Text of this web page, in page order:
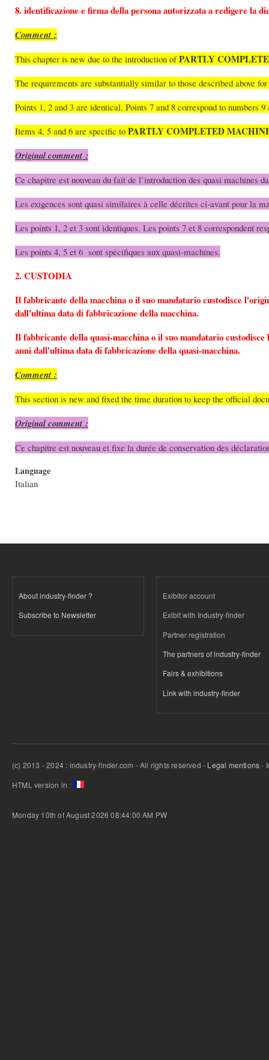
8. identificazione e firma della persona autorizzata a redigere la
Comment :
This chapter is new due to the introduction ofPARTLY
The requirements are substantially similar to those described above
Points 1, 2 and 3 are identical. Points 7 and 8 correspond to numbers
Items 4, 5 and 6 are specific to PARTLY COMPLETED
Original comment :
Ce chapitre est nouveau du fait de l’introduction des quasi machines
Les exigences sont quasi similaires à celle décrites ci-avant pour la
Les points 1, 2 et 3 sont identiques. Les points 7 et 8 correspondent
Les points 4, 5 et 6 sont spécifiques aux quasi-machines.
2. CUSTODIA
Il fabbricante della macchina o il suo mandatario custodisce
dall'ultima data di fabbricazione della macchina.
Il fabbricante della quasi-macchina o il suo mandatario
anni dall'ultima data di fabbricazione della quasi-macchina.
Comment :
This section is new and fixed the time duration to keep the official
Original comment :
Ce chapitre est nouveau et fixe la durée de conservation des
Language
Italian
About industry-finder ?
Subscribe to Newsletter
Exibitor account
Exibit with Industry-finder
Partner registration
The partners of industry-finder
Fairs & exhibitions
Link with industry-finder
(c) 2013 - 2024 : industry-finder.com - All rights reserved - Legal mentions-
HTML version in :
Monday 10th of August 2026 08:44:00 AM PW